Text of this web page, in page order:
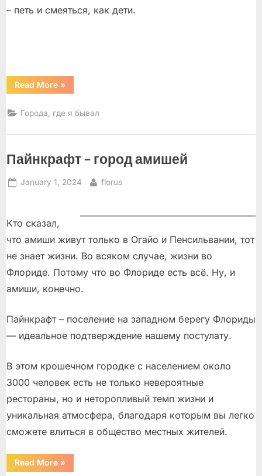
– петь и смеяться, как дети.
Read More“У
природы
плохой
природы”
»
Города, где я бывал
Пайнкрафт – город амишей
Posted
January 1, 2024 By
florus
Кто сказал,
что амиши живут только в Огайо и Пенсильвании, тот
не знает жизни. Во всяком случае, жизни во
Флориде. Потому что во Флориде есть всё. Ну, и
амиши, конечно.
Пайнкрафт – поселение на западном берегу Флориды
— идеальное подтверждение нашему постулату.
В этом крошечном городке с населением около
3000 человек есть не только невероятные
рестораны, но и неторопливый темп жизни и
уникальная атмосфера, благодаря которым вы легко
сможете влиться в общество местных жителей.
Read More“Пайнкрафт
–
»